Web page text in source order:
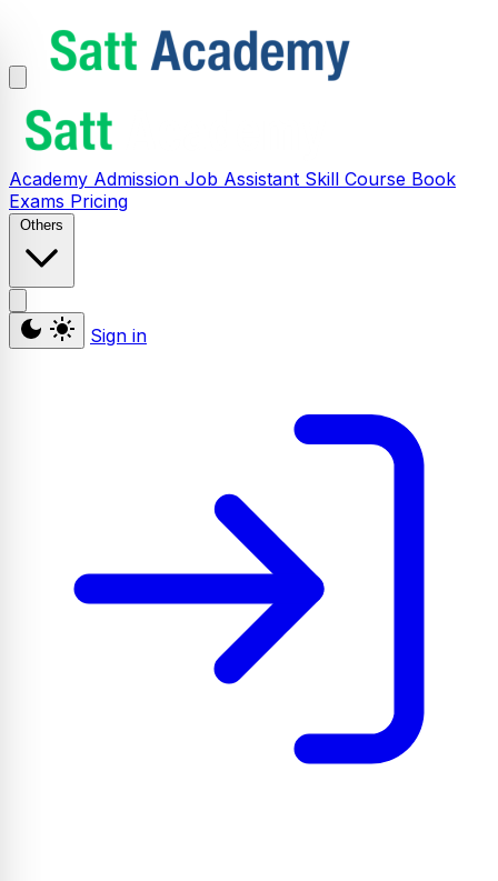
Academy Admission Job Assistant Skill Course Book
Exams Pricing
Others
Sign in